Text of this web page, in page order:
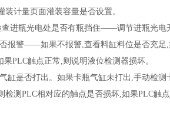
计量页面灌装容量是否设置。
瓶光电处是否有瓶挡住——调节进瓶光电
警——如果不报警,查看料缸料位是否充足,
PLC触点正常,则说明液位检测器损坏。
是否打出。如果卡瓶气缸未打出,手动检测
测PLC相对应的触点是否损坏,如果PLC触